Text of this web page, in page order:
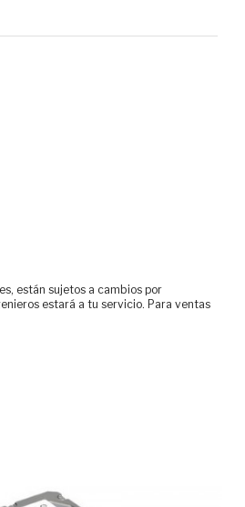
están sujetos a cambios por
estará a tu servicio. Para ventas